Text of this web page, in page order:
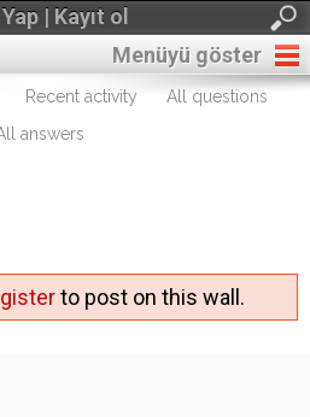
| Kayıt ol
Menüyü göster
Recent activity
All questions
answers
to post on this wall.